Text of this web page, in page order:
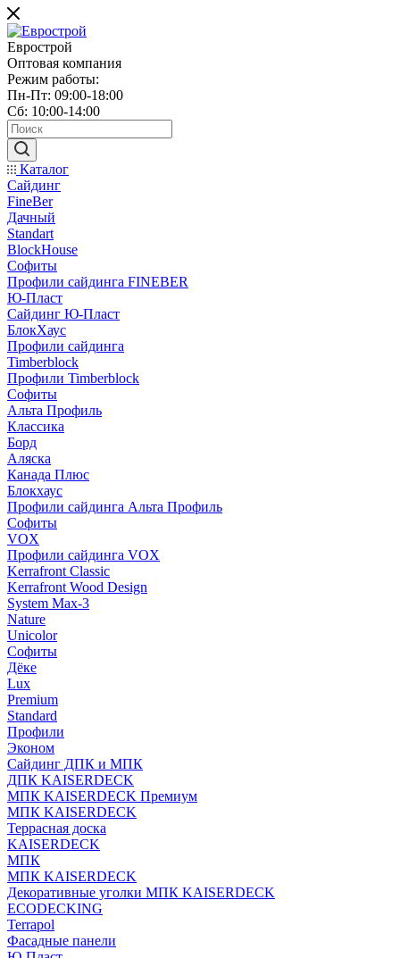
Еврострой
Оптовая компания
Режим работы:
Пн-Пт: 09:00-18:00
Сб: 10:00-14:00
Каталог
Сайдинг
FineBer
Дачный
Standart
BlockHouse
Софиты
Профили сайдинга FINEBER
Ю-Пласт
Сайдинг Ю-Пласт
БлокХаус
Профили сайдинга
Timberblock
Профили Timberblock
Софиты
Альта Профиль
Классика
Борд
Аляска
Канада Плюс
Блокхаус
Профили сайдинга Альта Профиль
Софиты
VOX
Профили сайдинга VOX
Kerrafront Classic
Kerrafront Wood Design
System Max-3
Nature
Unicolor
Софиты
Дёке
Lux
Premium
Standard
Профили
Эконом
Сайдинг ДПК и МПК
ДПК KAISERDECK
МПК KAISERDECK Премиум
МПК KAISERDECK
Террасная доска
KAISERDECK
МПК
МПК KAISERDECK
Декоративные уголки МПК KAISERDECK
ECODECKING
Terrapol
Фасадные панели